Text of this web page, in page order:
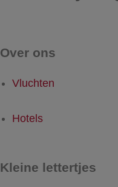
Over ons
Vluchten
Hotels
Kleine lettertjes